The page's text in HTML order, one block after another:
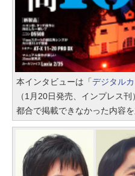
本インタビューは「デジタル
（1月20日発売、インプレス
都合で掲載できなかった内容